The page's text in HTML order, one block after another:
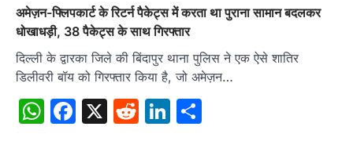
अमेज़न-फ्लिपकार्ट के रिटर्न पैकेट्स में करता था पुराना सामान बदलकर
धोखाधड़ी, 38 पैकेट्स के साथ गिरफ्तार
दिल्ली के द्वारका जिले की बिंदापुर थाना पुलिस ने एक ऐसे शातिर
डिलीवरी बॉय को गिरफ्तार किया है, जो अमेज़न…
WhatsApp
Facebook
X RedditLinkedIn